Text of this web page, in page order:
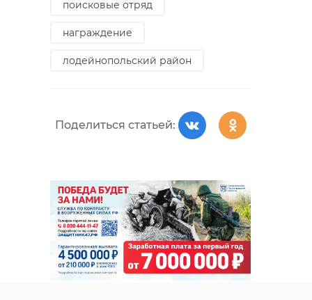
поисковые отряд
награждение
лодейнопольский район
Поделиться статьей: